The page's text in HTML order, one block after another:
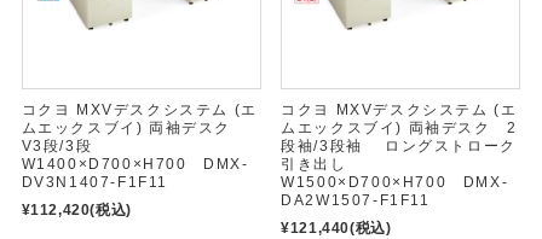
コクヨ MXVデスクシステム (エ
ムエックスブイ) 両袖デスク
V3段/3段
W1400×D700×H700 DMX-
DV3N1407-F1F11
¥112,420(税込)
コクヨ MXVデスクシステム (エ
ムエックスブイ) 両袖デスク 2
段袖/3段袖 ロングストローク
引き出し
W1500×D700×H700 DMX-
DA2W1507-F1F11
¥121,440(税込)